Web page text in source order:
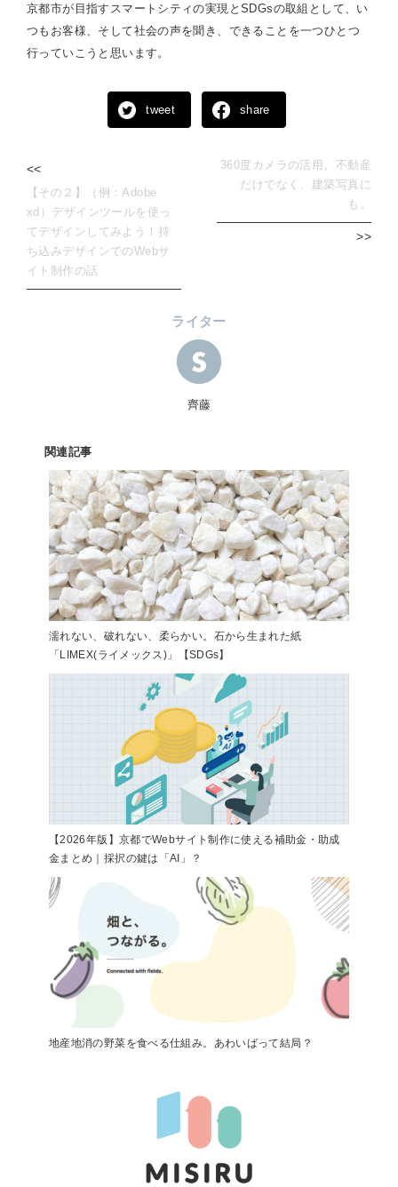
京都市が目指すスマートシティの実現とSDGsの取組として、い
つもお客様、そして社会の声を聞き、できることを一つひとつ
行っていこうと思います。
tweet share
<<
【その２】（例：Adobe
xd）デザインツールを使っ
てデザインしてみよう！持
ち込みデザインでのWebサ
イト制作の話
360度カメラの活用。不動産
だけでなく、建築写真に
も。
>>
ライター
齊藤
関連記事
濡れない、破れない、柔らかい。石から生まれた紙
「LIMEX(ライメックス)」【SDGs】
【2026年版】京都でWebサイト制作に使える補助金・助成
金まとめ｜採択の鍵は「AI」？
地産地消の野菜を食べる仕組み。あわいばって結局？